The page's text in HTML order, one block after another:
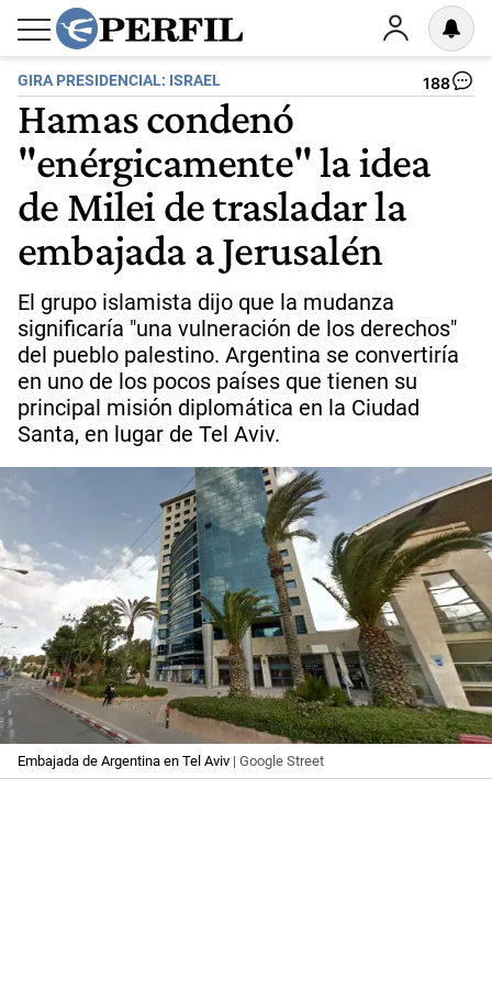
GIRA PRESIDENCIAL: ISRAEL 188
Hamas condenó
"enérgicamente" la idea
de Milei de trasladar la
embajada a Jerusalén
El grupo islamista dijo que la mudanza
significaría "una vulneración de los derechos"
del pueblo palestino. Argentina se convertiría
en uno de los pocos países que tienen su
principal misión diplomática en la Ciudad
Santa, en lugar de Tel Aviv.
Embajada de Argentina en Tel Aviv | Google Street